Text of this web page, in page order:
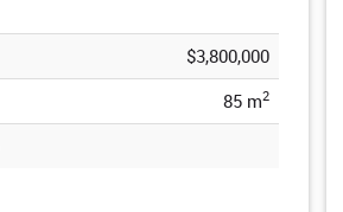
$3,800,000
85 m2